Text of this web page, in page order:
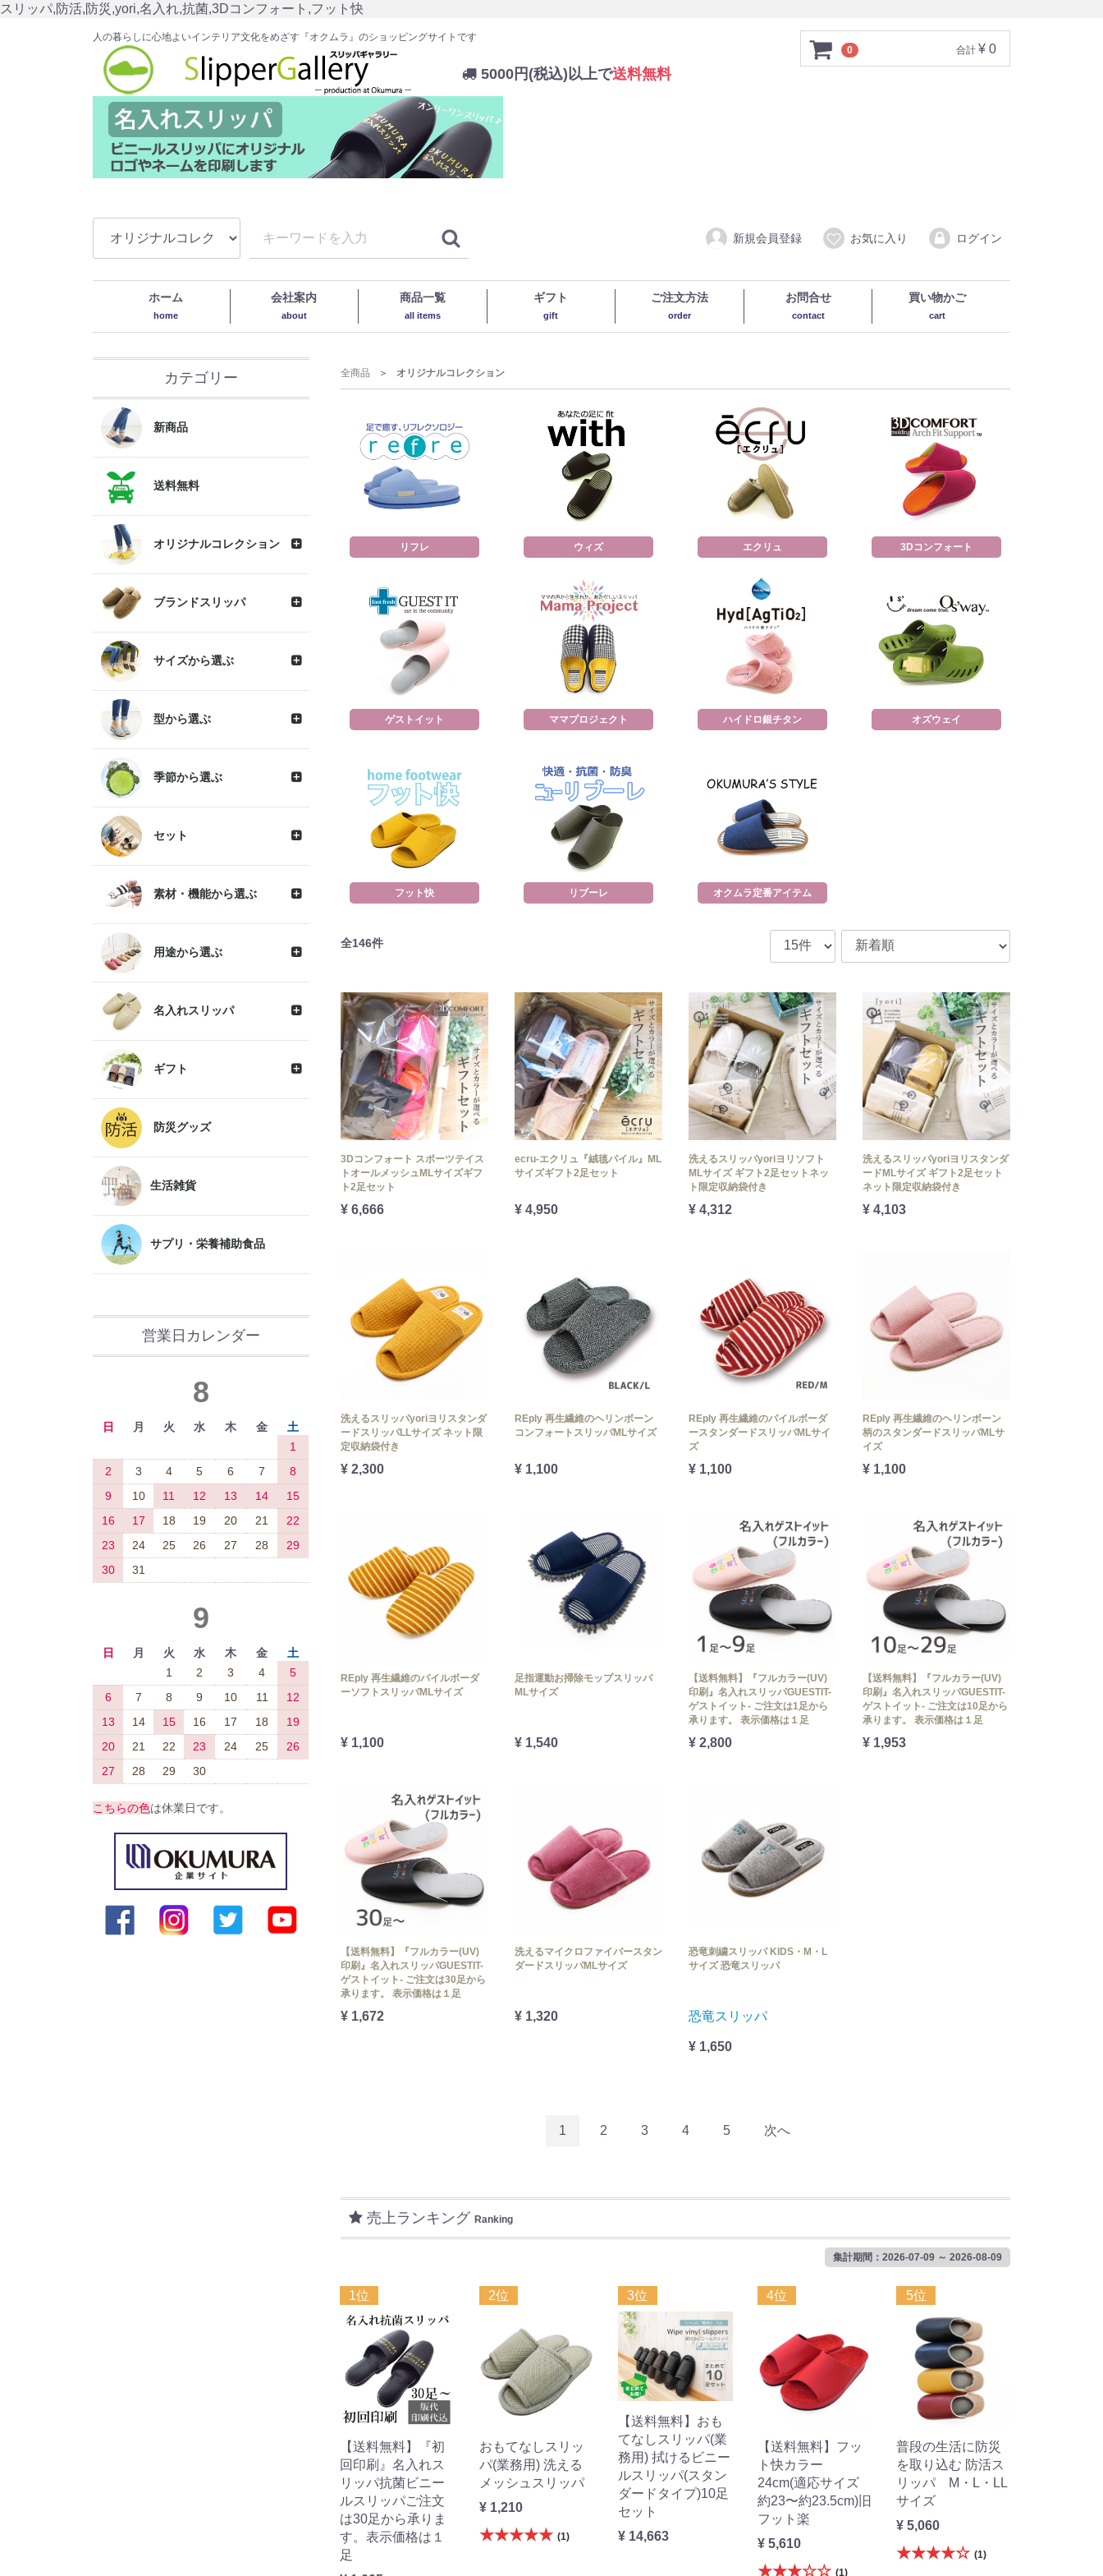
スリッパ,防活,防災,yori,名入れ,抗菌,3Dコンフォート,フット快
人の暮らしに心地よいインテリア文化をめざす『オクムラ』のショッピングサイトです
5000円(税込)以上で送料無料
0 合計 ¥ 0
新規会員登録 お気に入り ログイン
ホーム
home
会社案内
about
商品一覧
all items
ギフト
gift
ご注文方法
order
お問合せ
contact
買い物かご
cart
カテゴリー
新商品
送料無料
オリジナルコレクション
ブランドスリッパ
サイズから選ぶ
型から選ぶ
季節から選ぶ
セット
素材・機能から選ぶ
用途から選ぶ
名入れスリッパ
ギフト
防災グッズ
生活雑貨
サプリ・栄養補助食品
営業日カレンダー
8
日 月 火 水 木 金
土
1
2
3 4 5 6 7
8
9
10 11 12 13 14
15
16
17 18 19 20 21
22
23
24 25 26 27 28
29
30
31
9
日 月 火 水 木 金
土
1
2 3 4
5
6
7 8 9 10 11
12
13
14 15 16 17 18
19
20
21 22 23 24 25
26
27
28 29 30
こちらの色は休業日です。
全商品 オリジナルコレクション
リフレ ウィズ エクリュ 3Dコンフォート
ゲストイット ママプロジェクト ハイドロ銀チタン オズウェイ
フット快 リブーレ オクムラ定番アイテム
全146件
3Dコンフォート スポーツテイス
トオールメッシュMLサイズギフ
ト2足セット
¥ 6,666
ecru-エクリュ『絨毯パイル』ML
サイズギフト2足セット
¥ 4,950
洗えるスリッパyoriヨリソフト
MLサイズ ギフト2足セットネッ
ト限定収納袋付き
¥ 4,312
洗えるスリッパyoriヨリスタンダ
ードMLサイズ ギフト2足セット
ネット限定収納袋付き
¥ 4,103
洗えるスリッパyoriヨリスタンダ
ードスリッパLLサイズ ネット限
定収納袋付き
¥ 2,300
REply 再生繊維のヘリンボーン
コンフォートスリッパMLサイズ
¥ 1,100
REply 再生繊維のパイルボーダ
ースタンダードスリッパMLサイ
ズ
¥ 1,100
REply 再生繊維のヘリンボーン
柄のスタンダードスリッパMLサ
イズ
¥ 1,100
REply 再生繊維のパイルボーダ
ーソフトスリッパMLサイズ
¥ 1,100
足指運動お掃除モップスリッパ
MLサイズ
¥ 1,540
【送料無料】『フルカラー(UV)
印刷』名入れスリッパGUESTIT-
ゲストイット- ご注文は1足から
承ります。 表示価格は１足
¥ 2,800
【送料無料】『フルカラー(UV)
印刷』名入れスリッパGUESTIT-
ゲストイット- ご注文は10足から
承ります。 表示価格は１足
¥ 1,953
【送料無料】『フルカラー(UV)
印刷』名入れスリッパGUESTIT-
ゲストイット- ご注文は30足から
承ります。 表示価格は１足
¥ 1,672
洗えるマイクロファイバースタン
ダードスリッパMLサイズ
¥ 1,320
恐竜刺繍スリッパ KIDS・M・L
サイズ 恐竜スリッパ
恐竜スリッパ
¥ 1,650
1 2 3 4 5 次へ
売上ランキング Ranking
集計期間：2026-07-09 ～ 2026-08-09
1位
【送料無料】『初
回印刷』名入れス
リッパ抗菌ビニー
ルスリッパご注文
は30足から承りま
す。表示価格は１
足
2位
おもてなしスリッ
パ(業務用) 洗える
メッシュスリッパ
¥ 1,210
★★★★★ (1)
3位
【送料無料】おも
てなしスリッパ(業
務用) 拭けるビニー
ルスリッパ(スタン
ダードタイプ)10足
セット
¥ 14,663
4位
【送料無料】フッ
ト快カラー
24cm(適応サイズ
約23〜約23.5cm)旧
フット楽
¥ 5,610
★★★☆☆ (1)
5位
普段の生活に防災
を取り込む 防活ス
リッパ M・L・LL
サイズ
¥ 5,060
★★★★☆(1)